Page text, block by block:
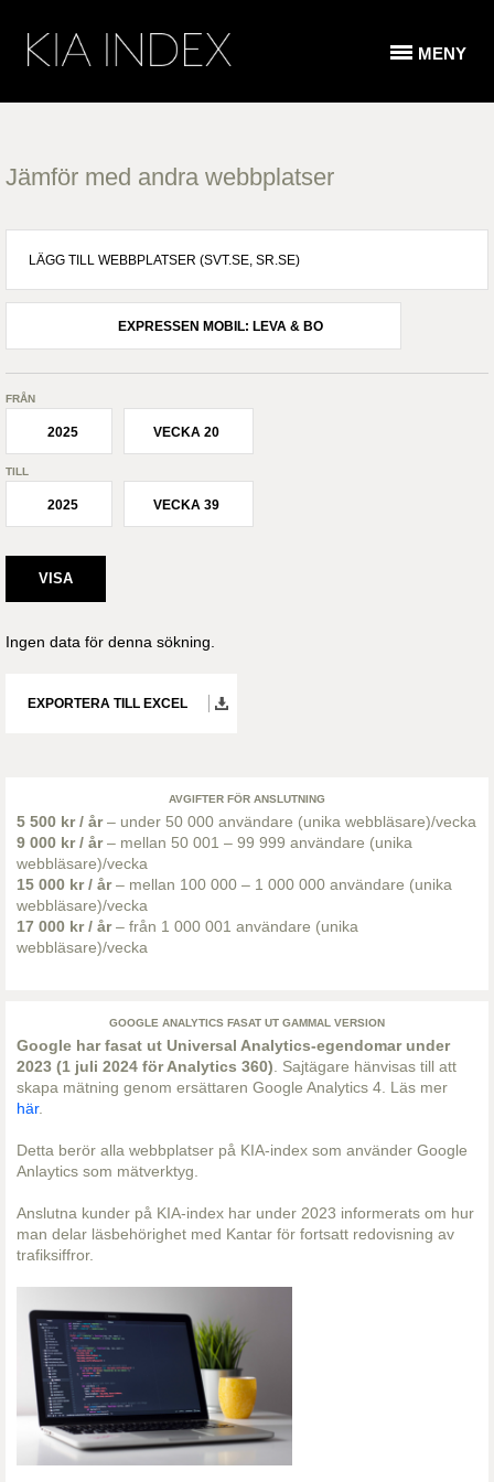
MENY
Jämför med andra webbplatser
EXPRESSEN MOBIL: LEVA & BO
FRÅN
2025 VECKA 20
TILL
2025 VECKA 39
Ingen data för denna sökning.
EXPORTERA TILL EXCEL
AVGIFTER FÖR ANSLUTNING
5 500 kr / år– under 50 000 användare (unika webbläsare)/vecka
9 000 kr / år– mellan 50 001 – 99 999 användare (unika
webbläsare)/vecka
15 000 kr / år– mellan 100 000 – 1 000 000 användare (unika
webbläsare)/vecka
17 000 kr / år– från 1 000 001 användare (unika
webbläsare)/vecka
GOOGLE ANALYTICS FASAT UT GAMMAL VERSION
Google har fasat ut Universal Analytics-egendomar under
2023 (1 juli 2024 för Analytics 360) . Sajtägare hänvisas till att
skapa mätning genom ersättaren Google Analytics 4. Läs mer
här.
Detta berör alla webbplatser på KIA-index som använder Google
Anlaytics som mätverktyg.
Anslutna kunder på KIA-index har under 2023 informerats om hur
man delar läsbehörighet med Kantar för fortsatt redovisning av
trafiksiffror.